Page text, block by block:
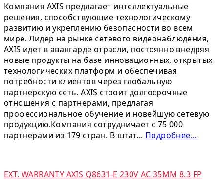
Компания AXIS предлагает интеллектуальные
решения, способствующие технологическому
развитию и укреплению безопасности во всем
мире. Лидер на рынке сетевого видеонаблюдения,
AXIS идет в авангарде отрасли, постоянно внедряя
новые продукты на базе инновационных, открытых
технологических платформ и обеспечивая
потребности клиентов через глобальную
партнерскую сеть. AXIS строит долгосрочные
отношения с партнерами, предлагая
профессиональное обучение и новейшую сетевую
продукцию.Компания сотрудничает с 75 000
партнерами из 179 стран. В штат... Подробнее...
EXT. WARRANTY AXIS Q8631-E 230V AC 35MM 8.3 FP